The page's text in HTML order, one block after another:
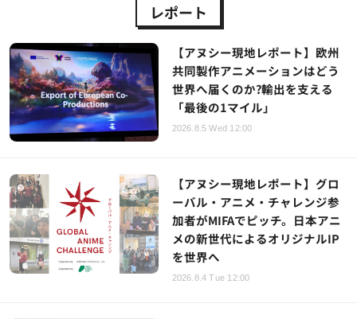
レポート
【アヌシー現地レポート】欧州
共同製作アニメーションはどう
世界へ届くのか?輸出を支える
「最後の1マイル」
2026.8.5 Wed 12:00
【アヌシー現地レポート】グロ
ーバル・アニメ・チャレンジ参
加者がMIFAでピッチ。日本アニ
メの新世代によるオリジナルIP
を世界へ
2026.8.4 Tue 12:00